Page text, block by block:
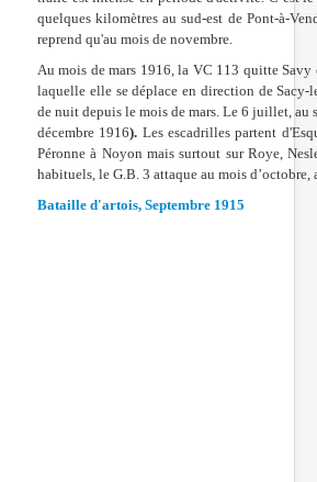
quelques kilomètres au sud-est de Pont-à-
reprend qu'au mois de novembre.
Au mois de mars 1916, la VC 113 quitte
laquelle elle se déplace en direction de
de nuit depuis le mois de mars. Le 6 juillet,
décembre 1916). Les escadrilles partent
Péronne à Noyon mais surtout sur Roye,
habituels, le G.B. 3 attaque au mois
Bataille d'artois, Septembre 1915